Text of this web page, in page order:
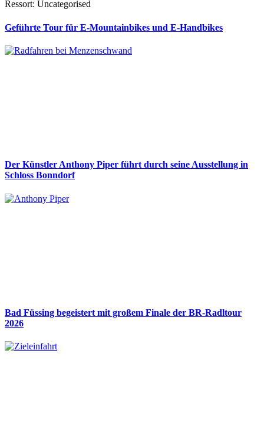
Ressort: Uncategorised
Geführte Tour für E-Mountainbikes und E-Handbikes
Der Künstler Anthony Piper führt durch seine Ausstellung in
Schloss Bonndorf
Bad Füssing begeistert mit großem Finale der BR-Radltour
2026